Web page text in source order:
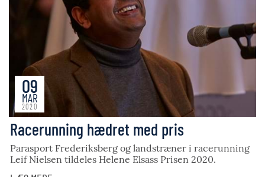
09
MAR
2020
Racerunning hædret med pris
Parasport Frederiksberg og landstræner i racerunning
Leif Nielsen tildeles Helene Elsass Prisen 2020.